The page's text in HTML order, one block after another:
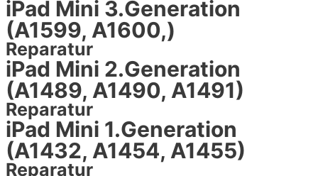
iPad Mini 3.Generation
(A1599, A1600,)
Reparatur
iPad Mini 2.Generation
(A1489, A1490, A1491)
Reparatur
iPad Mini 1.Generation
(A1432, A1454, A1455)
Reparatur